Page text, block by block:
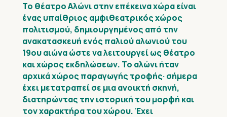
Το θέατρο Αλώνι στην επέκεινα χώρα είναι
ένας υπαίθριος αμφιθεατρικός χώρος
πολιτισμού, δημιουργημένος από την
ανακατασκευή ενός παλιού αλωνιού του
19ου αιώνα ώστε να λειτουργεί ως θέατρο
και χώρος εκδηλώσεων. Το αλώνι ήταν
αρχικά χώρος παραγωγής τροφής· σήμερα
έχει μετατραπεί σε μια ανοικτή σκηνή,
διατηρώντας την ιστορική του μορφή και
τον χαρακτήρα του χώρου. Έχει